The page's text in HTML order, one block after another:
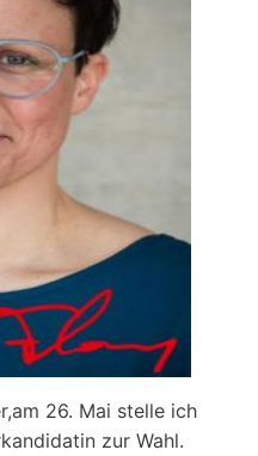
26. Mai stelle ich
zur Wahl.